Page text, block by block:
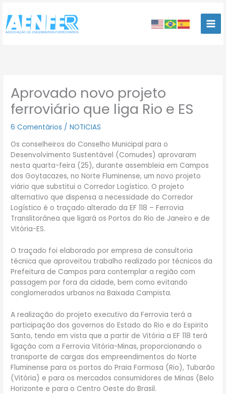
para
conteúdo
Aprovado novo projeto
ferroviário que liga Rio e ES
6 Comentários /NOTICIAS
Os conselheiros do Conselho Municipal para o
Desenvolvimento Sustentável (Comudes) aprovaram
nesta quarta-feira (25), durante assembleia em Campos
dos Goytacazes, no Norte Fluminense, um novo projeto
viário que substitui o Corredor Logístico. O projeto
alternativo que dispensa a necessidade do Corredor
Logístico é o traçado alterado da EF 118 – Ferrovia
Translitorânea que ligará os Portos do Rio de Janeiro e de
Vitória-ES.
O traçado foi elaborado por empresa de consultoria
técnica que aproveitou trabalho realizado por técnicos da
Prefeitura de Campos para contemplar a região com
passagem por fora da cidade, bem como evitando
conglomerados urbanos na Baixada Campista.
A realização do projeto executivo da Ferrovia terá a
participação dos governos do Estado do Rio e do Espirito
Santo, tendo em vista que a partir de Vitória a EF 118 terá
ligação com a Ferrovia Vitória-Minas, proporcionando o
transporte de cargas dos empreendimentos do Norte
Fluminense para os portos do Praia Formosa (Rio), Tubarão
(Vitória) e para os mercados consumidores de Minas (Belo
Horizonte e para o Centro Oeste do Brasil.